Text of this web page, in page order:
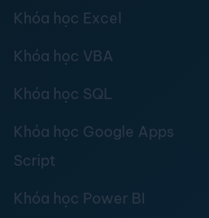
Khóa học Excel
Khóa học VBA
Khóa học SQL
Khóa học Google Apps
Script
Khóa học Power BI